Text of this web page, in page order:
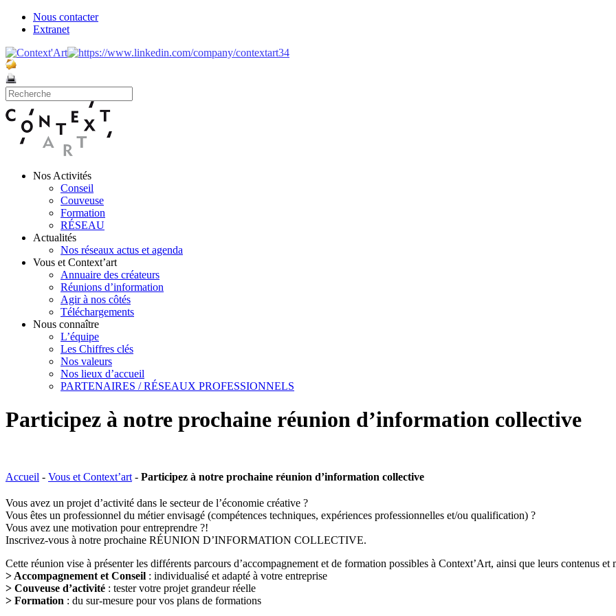
Nous contacter
Extranet
Nos Activités
Conseil
Couveuse
Formation
RÉSEAU
Actualités
Nos réseaux actus et agenda
Vous et Context’art
Annuaire des créateurs
Réunions d’information
Agir à nos côtés
Téléchargements
Nous connaître
L’équipe
Les Chiffres clés
Nos valeurs
Nos lieux d’accueil
PARTENAIRES / RÉSEAUX PROFESSIONNELS
Participez à notre prochaine réunion d’information collective
Accueil - Vous et Context’art - Participez à notre prochaine réunion d’information collective
Vous avez un projet d’activité dans le secteur de l’économie créative ?
Vous êtes un professionnel du métier envisagé (compétences techniques, expériences professionnelles et/ou qualification) ?
Vous avez une motivation pour entreprendre ?!
Inscrivez-vous à notre prochaine RÉUNION D’INFORMATION COLLECTIVE.
Cette réunion vise à présenter les différents parcours d’accompagnement et de formation possibles à Context’Art, ainsi que leurs contenus et
> Accompagnement et Conseil : individualisé et adapté à votre entreprise
> Couveuse d’activité : tester votre projet grandeur réelle
> Formation : du sur-mesure pour vos plans de formations